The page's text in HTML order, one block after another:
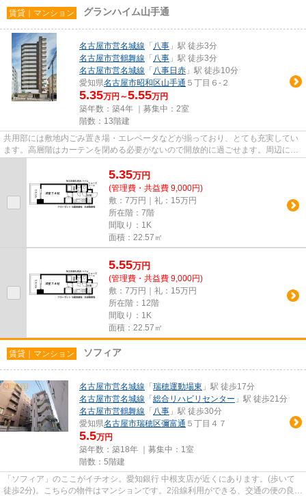
賃貸｜マンション グランハイム山手通
名古屋市営名城線 「 八事 」駅 徒歩3分
名古屋市営鶴舞線 「 八事 」駅 徒歩3分
名古屋市営名城線 「 八事日赤 」駅 徒歩10分
愛知県名古屋市昭和区山手通 ５丁目６-２
5.35万円～5.55万円
築年数：築4年 ｜募集中： 2室
階数：13階建
共用部には敷地内ごみ置き場・エレベータなどが揃っており、とても充実してい
ます。高層階はカーテンを閉める必要がないので開放的に過ごせます。周辺に
5.35万円
(管理費・共益費 9,000円)
敷：7万円｜礼：15万円
所在階：7階
間取り：1K
面積：22.57㎡
5.55万円
(管理費・共益費 9,000円)
敷：7万円｜礼：15万円
所在階：12階
間取り：1K
面積：22.57㎡
賃貸｜マンション ソフィア
名古屋市営名城線 「 瑞穂運動場東 」駅 徒歩17分
名古屋市営名城線 「 総合リハビリセンター 」駅 徒歩21分
名古屋市営鶴舞線 「 八事 」駅 徒歩30分
愛知県名古屋市瑞穂区彌富通 ５丁目４７
5.5万円
築年数：築18年 ｜募集中： 1室
階数：5階建
「ソフィア」のここがイチオシ。愛知銀行 中根支店が近くにあります。(歩いて
徒歩2分)。こちらの物件はマンションです。2沿線利用ができる、交通の便の良い